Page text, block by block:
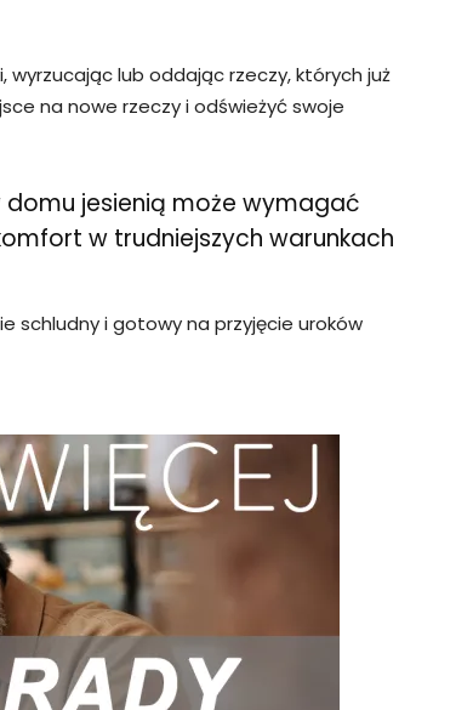
lub oddając rzeczy, których już
na nowe rzeczy i odświeżyć swoje
jesienią może wymagać
w trudniejszych warunkach
schludny i gotowy na przyjęcie uroków